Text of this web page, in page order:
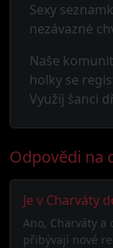
Sexy
nezávazné
Naše
holky se
Využij šanci
Odpovědi na
Je v Charváty
Ano, Charváty a
přibývají nové